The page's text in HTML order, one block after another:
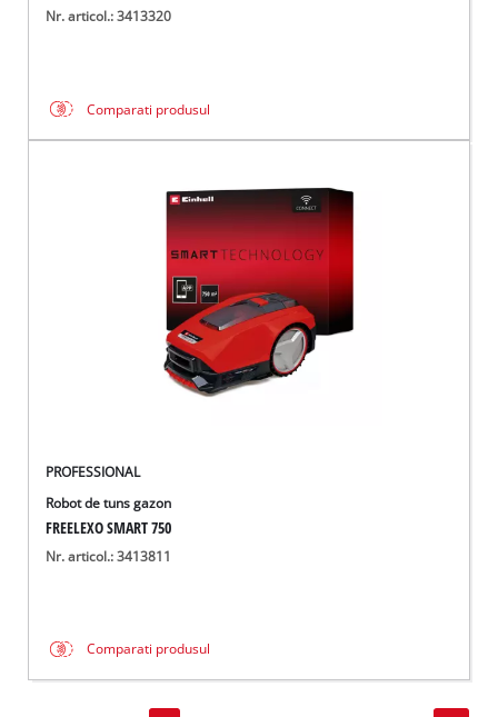
Nr. articol.: 3413320
Comparati produsul
PROFESSIONAL
Robot de tuns gazon
FREELEXO SMART 750
Nr. articol.: 3413811
Comparati produsul